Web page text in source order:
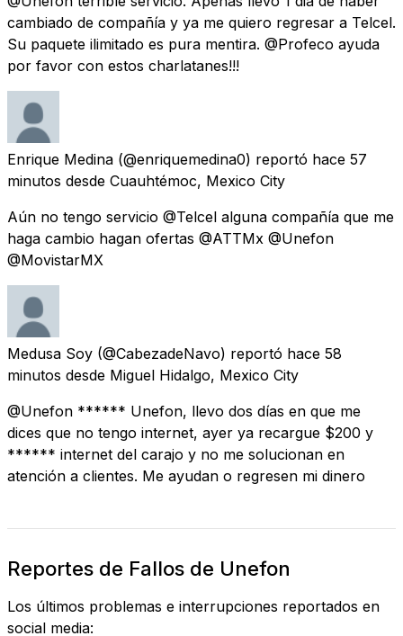
cambiado de compañía y ya me quiero regresar a Telcel.
Su paquete ilimitado es pura mentira. @Profeco ayuda
por favor con estos charlatanes!!!
Enrique Medina (@enriquemedina0) reportó hace 57
minutos desde Cuauhtémoc, Mexico City
Aún no tengo servicio @Telcel alguna compañía que me
haga cambio hagan ofertas @ATTMx @Unefon
@MovistarMX
Medusa Soy (@CabezadeNavo) reportó hace 58
minutos desde Miguel Hidalgo, Mexico City
@Unefon ****** Unefon, llevo dos días en que me
dices que no tengo internet, ayer ya recargue $200 y
****** internet del carajo y no me solucionan en
atención a clientes. Me ayudan o regresen mi dinero
Reportes de Fallos de Unefon
Los últimos problemas e interrupciones reportados en
social media: